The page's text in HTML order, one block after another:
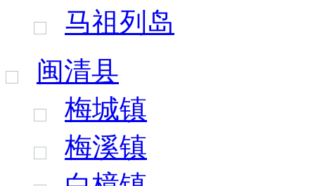
马祖列岛
闽清县
梅城镇
梅溪镇